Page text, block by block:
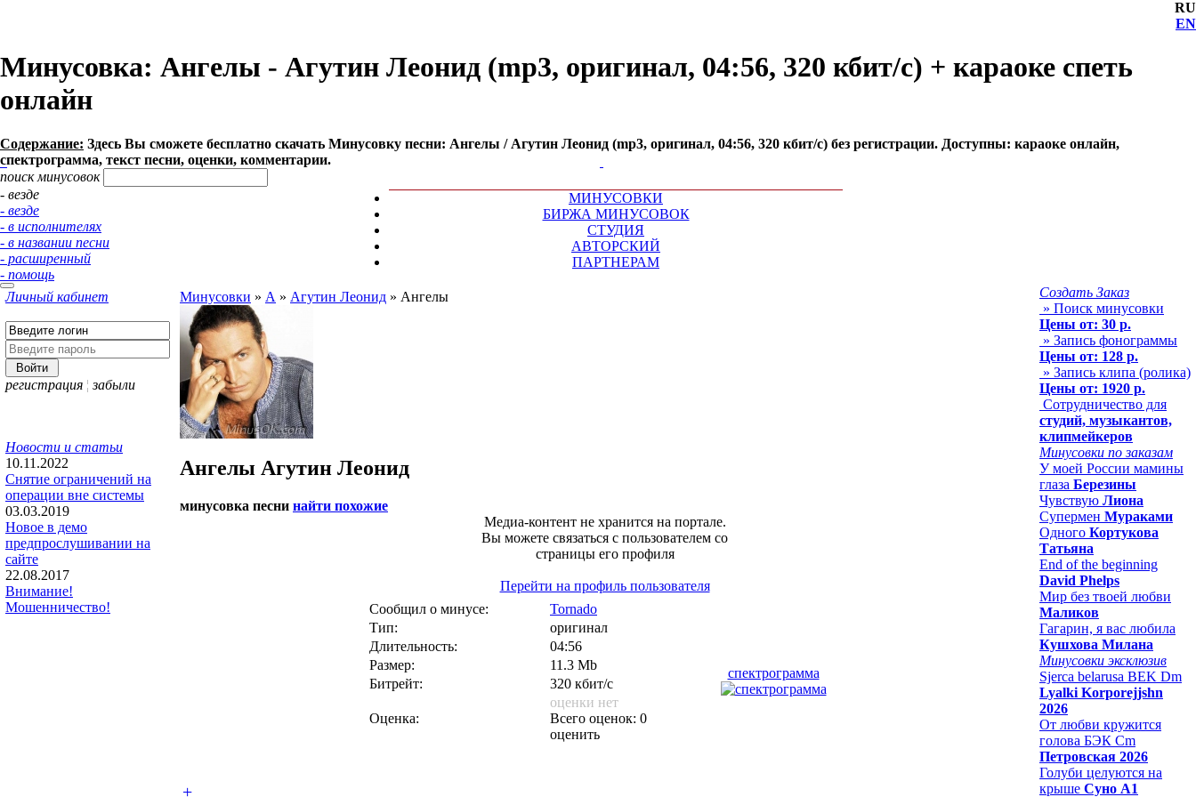
RU
EN
Минусовка: Ангелы - Агутин Леонид (mp3, оригинал, 04:56, 320 кбит/с) + караоке спеть
онлайн
Содержание: Здесь Вы сможете бесплатно cкачать Минусовку песни: Ангелы / Агутин Леонид (mp3, оригинал, 04:56, 320 кбит/с) без регистрации. Доступны: караоке онлайн,
спектрограмма, текст песни, оценки, комментарии.
поиск минусовок
- везде
- везде
- в исполнителях
- в названии песни
- расширенный
- помощь
МИНУСОВКИ
БИРЖА МИНУСОВОК
СТУДИЯ
АВТОРСКИЙ
ПАРТНЕРАМ
Личный кабинет
регистрация ¦ забыли
Новости и статьи
10.11.2022
Снятие ограничений на
операции вне системы
03.03.2019
Новое в демо
предпрослушивании на
сайте
22.08.2017
Внимание!
Мошенничество!
Минусовки » А » Агутин Леонид » Ангелы
Ангелы Агутин Леонид
минусовка песни найти похожие
Медиа-контент не хранится на портале.
Вы можете связаться с пользователем со
страницы его профиля
Перейти на профиль пользователя
Сообщил о минусе:
Tornado
Тип:
оригинал
спектрограмма
Длительность:
04:56
Размер:
11.3 Mb
Битрейт:
320 кбит/с
Оценка:
оценки нет
Всего оценок: 0
оценить
+
Создать Заказ
» Поиск минусовки
Цены от: 30 р.
» Запись фонограммы
Цены от: 128 р.
» Запись клипа (ролика)
Цены от: 1920 р.
Сотрудничество для
студий, музыкантов,
клипмейкеров
Минусовки по заказам
У моей России мамины
глаза Березины
Чувствую Лиона
Супермен Мураками
Одного Кортукова
Татьяна
End of the beginning
David Phelps
Мир без твоей любви
Маликов
Гагарин, я вас любила
Кушхова Милана
Минусовки эксклюзив
Sjerca belarusa BEK Dm
Lyalki Korporejjshn
2026
От любви кружится
голова БЭК Cm
Петровская 2026
Голуби целуются на
крыше Суно А1